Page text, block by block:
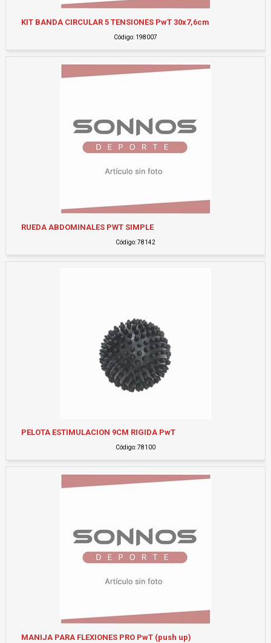
KIT BANDA CIRCULAR 5 TENSIONES PwT 30x7,6cm
Código: 198007
RUEDA ABDOMINALES PWT SIMPLE
Código: 78142
PELOTA ESTIMULACION 9CM RIGIDA PwT
Código: 78100
MANIJA PARA FLEXIONES PRO PwT (push up)